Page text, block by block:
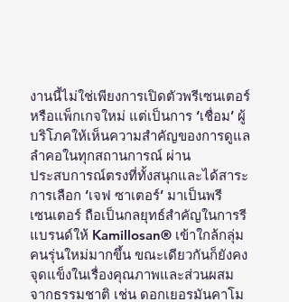
งานนี้ไม่ใช่เพียงการเปิดตัวพรีเซนเตอร์
หรือแพ็กเกจใหม่ แต่เป็นการ ‘เชื่อม’ ผู้
บริโภคให้เห็นความสำคัญของการดูแล
ลำคอในทุกสถานการณ์ ผ่าน
ประสบการณ์ตรงที่ทั้งสนุกและได้สาระ
การเลือก ‘เจฟ ซาเตอร์’ มาเป็นพรี
เซนเตอร์ ถือเป็นกลยุทธ์สำคัญในการรี
แบรนด์ให้ Kamillosan® เข้าใกล้กลุ่ม
คนรุ่นใหม่มากขึ้น ขณะเดียวกันก็ยังคง
จุดแข็งในเรื่องคุณภาพและส่วนผสม
จากธรรมชาติ เช่น ดอกเยอรมันคาโม